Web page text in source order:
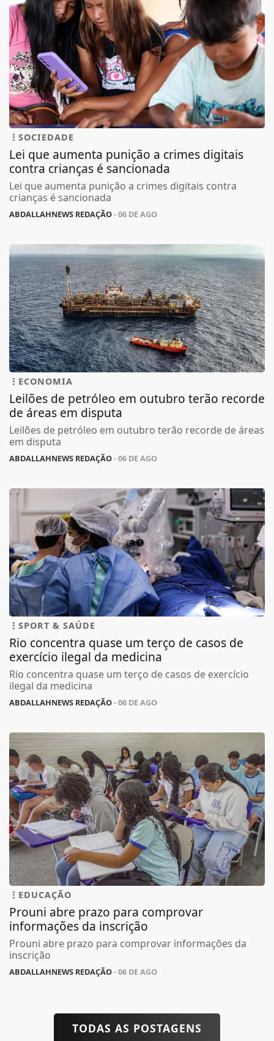
SOCIEDADE
Lei que aumenta punição a crimes digitais
contra crianças é sancionada
Lei que aumenta punição a crimes digitais contra
crianças é sancionada
ABDALLAHNEWS REDAÇÃO- 06 DE AGO
ECONOMIA
Leilões de petróleo em outubro terão recorde
de áreas em disputa
Leilões de petróleo em outubro terão recorde de áreas
em disputa
ABDALLAHNEWS REDAÇÃO- 06 DE AGO
SPORT & SAÚDE
Rio concentra quase um terço de casos de
exercício ilegal da medicina
Rio concentra quase um terço de casos de exercício
ilegal da medicina
ABDALLAHNEWS REDAÇÃO- 06 DE AGO
EDUCAÇÃO
Prouni abre prazo para comprovar
informações da inscrição
Prouni abre prazo para comprovar informações da
inscrição
ABDALLAHNEWS REDAÇÃO- 06 DE AGO
TODAS AS POSTAGENS